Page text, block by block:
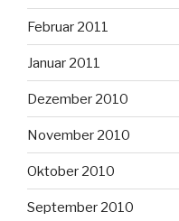
Februar 2011
Januar 2011
Dezember 2010
November 2010
Oktober 2010
September 2010